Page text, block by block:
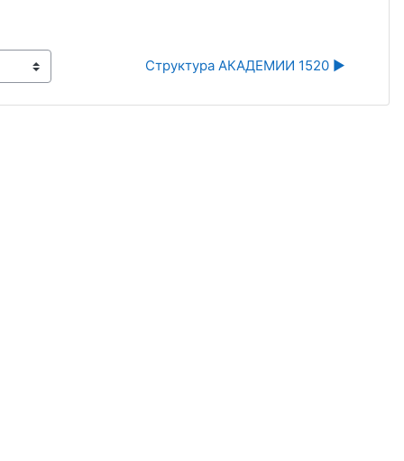
Структура АКАДЕМИИ 1520 ▶︎